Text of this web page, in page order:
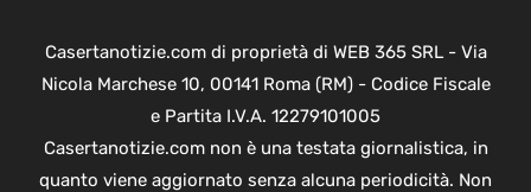
Casertanotizie.com di proprietà di WEB 365 SRL - Via
Nicola Marchese 10, 00141 Roma (RM) - Codice Fiscale
e Partita I.V.A. 12279101005
Casertanotizie.com non è una testata giornalistica, in
quanto viene aggiornato senza alcuna periodicità. Non